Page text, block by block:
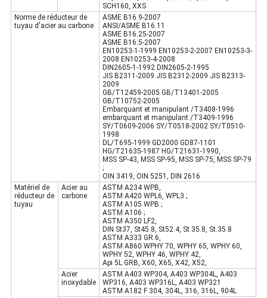
SCH160, XXS
Norme de réducteur de
tuyau d'acier au carbone
ASME B16.9-2007
ANSI/ASME B16.11
ASME B16.25-2007
ASME B16.5-2007
EN10253-1-1999 EN10253-2-2007 EN10253-3-
2008 EN10253-4-2008
DIN2605-1-1992 DIN2605-2-1995
JIS B2311-2009 JIS B2312-2009 JIS B2313-
2009
GB/T12459-2005 GB/T13401-2005
GB/T10752-2005
Embarquant et manipulant /T3408-1996
embarquant et manipulant /T3409-1996
SY/T0609-2006 SY/T0518-2002 SY/T0510-
1998
DL/T695-1999 GD2000 GD87-1101
HG/T21635-1987 HG/T21631-1990,
MSS SP-43, MSS SP-95, MSS SP-75, MSS SP-79
;
OIN 3419, OIN 5251, DIN 2616
Matériel de
réducteur de
tuyau
Acier au
carbone
ASTM A234 WPB,
ASTM A420 WPL6, WPL3 ;
ASTM A105 WPB ;
ASTM A106 ;
ASTM A350 LF2,
DIN St37, St45.8, St52.4, St.35.8, St.35.8
ASTM A333 GR.6,
ASTM A860 WPHY 70, WPHY 65, WPHY 60,
WPHY 52, WPHY 46, WPHY 42,
Api 5L GRB, X60, X65, X42, X52,
Acier
inoxydable
ASTM A403 WP304, A403 WP304L, A403
WP316, A403 WP316L, A403 WP321
ASTM A182 F 304, 304L, 316, 316L, 904L